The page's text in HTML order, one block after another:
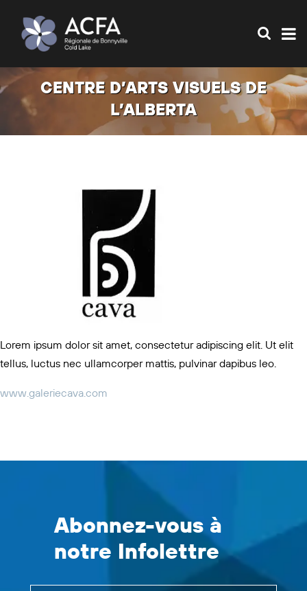
CENTRE D’ARTS VISUELS DE
L’ALBERTA
Lorem ipsum dolor sit amet, consectetur adipiscing elit. Ut elit
tellus, luctus nec ullamcorper mattis, pulvinar dapibus leo.
www.galeriecava.com
Abonnez-vous à
notre Infolettre